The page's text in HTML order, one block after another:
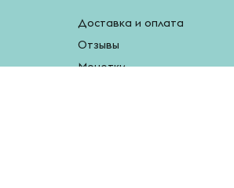
Доставка и оплата
Отзывы
Монетки